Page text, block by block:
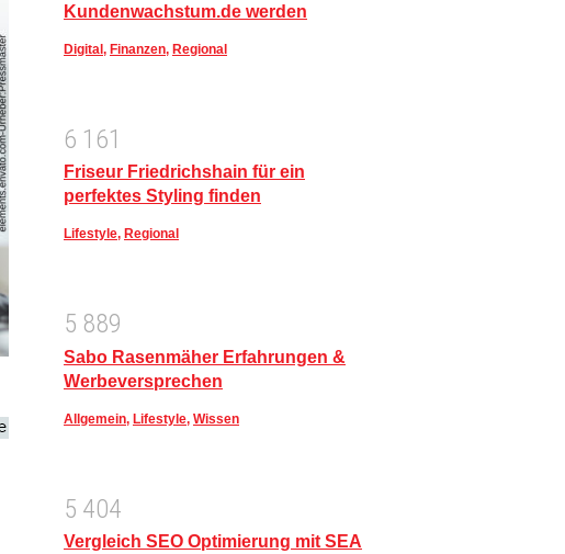
Kundenwachstum.de werden
Digital , Finanzen, Regional
6 1 61
Friseur Friedrichshain für ein
perfektes Styling finden
Lifestyle, Regional
5 889
Sabo Rasenmäher Erfahrungen &
Werbeversprechen
Allgemein, Lifestyle, Wissen
5 404
Vergleich SEO Optimierung mit SEA